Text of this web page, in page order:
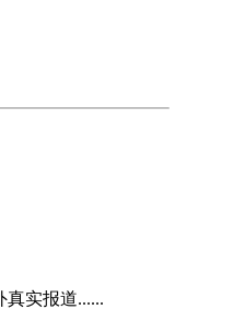
实报道......